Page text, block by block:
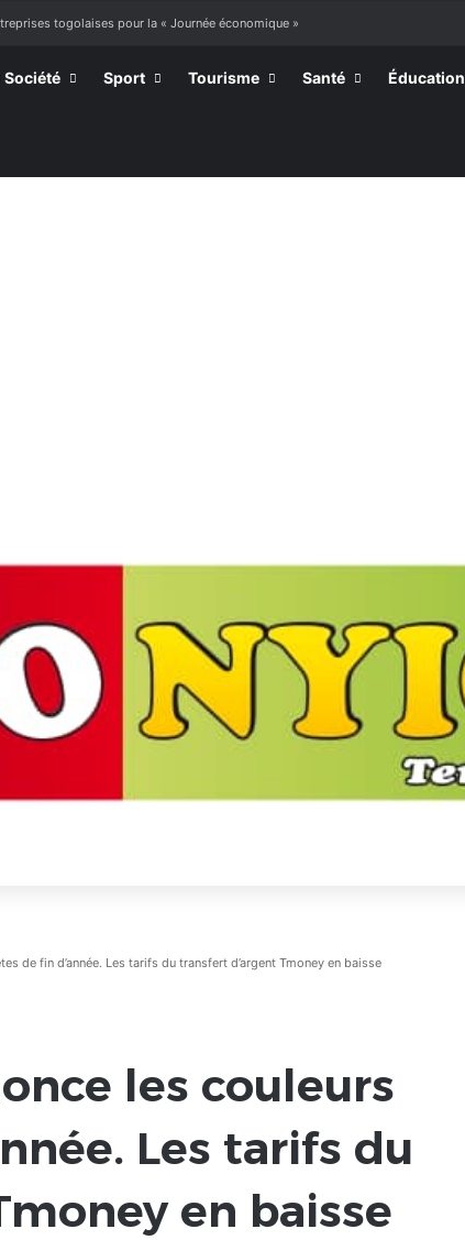
»
Société Sport Tourisme Santé Éducation
de fin d’année. Les tarifs du transfert d’argent Tmoney en baisse
les couleurs
Les tarifs du
en baisse